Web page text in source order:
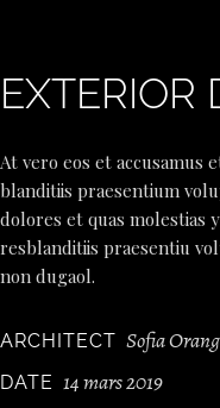
EXTERIOR
At vero eos et accusamus
blanditiis praesentium
dolores et quas molestias
resblanditiis praesentiu
non dugaol.
ARCHITECT Sofia
DATE 14 mars 2019